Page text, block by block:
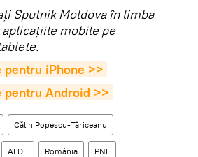
Sputnik Moldova în limba
mobile pe
iPhone >>
Android >>
Călin Popescu-Tăriceanu
ALDE România PNL